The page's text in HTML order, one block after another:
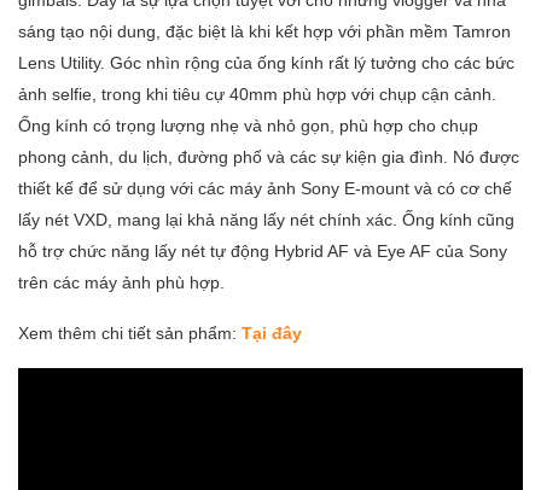
sáng tạo nội dung, đặc biệt là khi kết hợp với phần mềm Tamron
Lens Utility. Góc nhìn rộng của ống kính rất lý tưởng cho các bức
ảnh selfie, trong khi tiêu cự 40mm phù hợp với chụp cận cảnh.
Ống kính có trọng lượng nhẹ và nhỏ gọn, phù hợp cho chụp
phong cảnh, du lịch, đường phố và các sự kiện gia đình. Nó được
thiết kế để sử dụng với các máy ảnh Sony E-mount và có cơ chế
lấy nét VXD, mang lại khả năng lấy nét chính xác. Ống kính cũng
hỗ trợ chức năng lấy nét tự động Hybrid AF và Eye AF của Sony
trên các máy ảnh phù hợp.
Xem thêm chi tiết sản phẩm: Tại đây